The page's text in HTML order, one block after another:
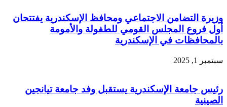
وزيرة التضامن الاجتماعي ومحافظ الإسكندرية يفتتحان
أول فروع المجلس القومي للطفولة والأمومة
بالمحافظات في الإسكندرية
سبتمبر 1, 2025
رئيس جامعة الإسكندرية يستقبل وفد جامعة تيانجين
الصينية